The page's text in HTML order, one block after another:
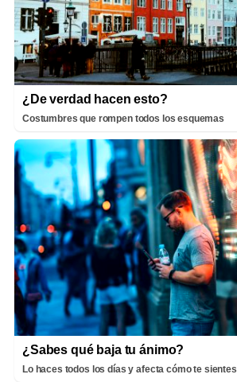
¿De verdad hacen esto?
Costumbres que rompen todos los esquemas
¿Sabes qué baja tu ánimo?
Lo haces todos los días y afecta cómo te sientes